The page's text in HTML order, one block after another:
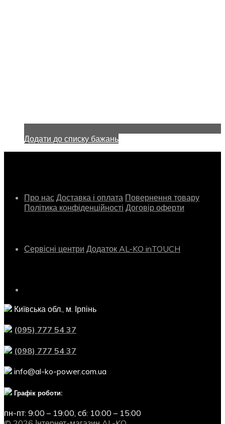
Додати до списку бажань
Про нас Доставка і оплата Повернення товару
Політика конфіденційності Договір оферти
Сервісні центри Додаток AL-KO inTOUCH
Київська обл., м. Ірпінь
(095) 777 54 37
(098) 777 54 37
info@al-ko-power.com.ua
Графік роботи:
пн-пт: 9:00 – 19:00, сб: 10:00 – 15:00